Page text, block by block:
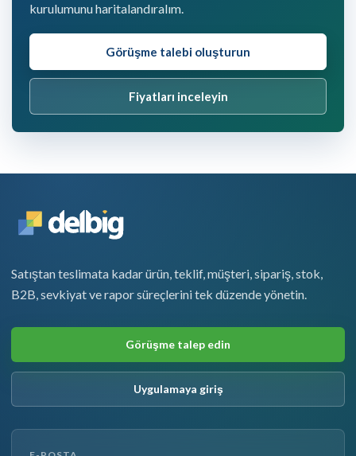
kurulumunu haritalandıralım.
Görüşme talebi oluşturun
Fiyatları inceleyin
Satıştan teslimata kadar ürün, teklif, müşteri, sipariş, stok,
B2B, sevkiyat ve rapor süreçlerini tek düzende yönetin.
Görüşme talep edin
Uygulamaya giriş